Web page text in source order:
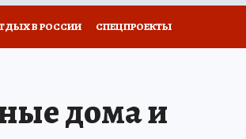
В РОССИИ СПЕЦПРОЕКТЫ
дома и